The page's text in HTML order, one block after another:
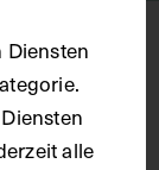
alle